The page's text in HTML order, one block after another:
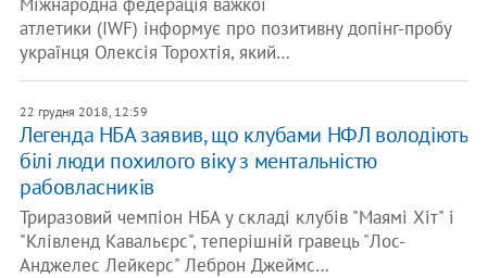
атлетики (IWF) інформує про позитивну допінг-пробу
українця Олексія Торохтія, який…
22 грудня 2018, 12:59
Легенда НБА заявив, що клубами НФЛ володіють
білі люди похилого віку з ментальністю
рабовласників
Триразовий чемпіон НБА у складі клубів "Маямі Хіт" і
"Клівленд Кавальєрс", теперішній гравець "Лос-
Анджелес Лейкерс" Леброн Джеймс…